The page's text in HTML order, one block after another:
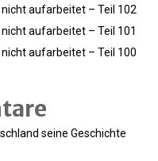
aufarbeitet – Teil 102
aufarbeitet – Teil 101
aufarbeitet – Teil 100
seine Geschichte